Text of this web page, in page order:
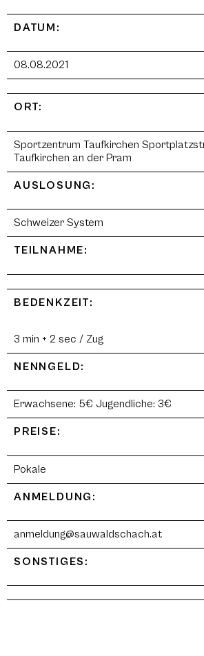
DATUM:
08.08.2021
ORT:
Sportzentrum Taufkirchen
Taufkirchen an der Pram
AUSLOSUNG:
Schweizer System
TEILNAHME:
BEDENKZEIT:
3 min + 2 sec / Zug
NENNGELD:
Erwachsene: 5€ Jugendliche: 3€
PREISE:
Pokale
ANMELDUNG:
anmeldung@sauwaldschach.at
SONSTIGES: